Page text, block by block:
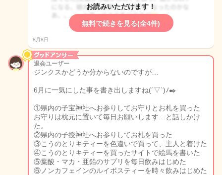
お読みいただけます！
無料で続きを見る(全4件)
8月8日
退会ユーザー
ジンクスかどうか分からないのですが…
6月に一気にした事を書き出しますね(´▽`)ﾉ✒️
①県内の子宝神社へお参りしてお守りとお札を買った
お守りは枕元に置いて毎日お願いします…と話しかけ
た。
②県内の子授神社へお参りしてお札を買った
③こうのとりキティーを色違いで買って、主人と着けた
④こうのとりキティーを買ったサイトで絵馬を書いた
⑤葉酸・マカ・亜鉛のサプリを毎日飲みはじめた
⑥ノンカフェインのルイボスティーを時々飲みはじめた